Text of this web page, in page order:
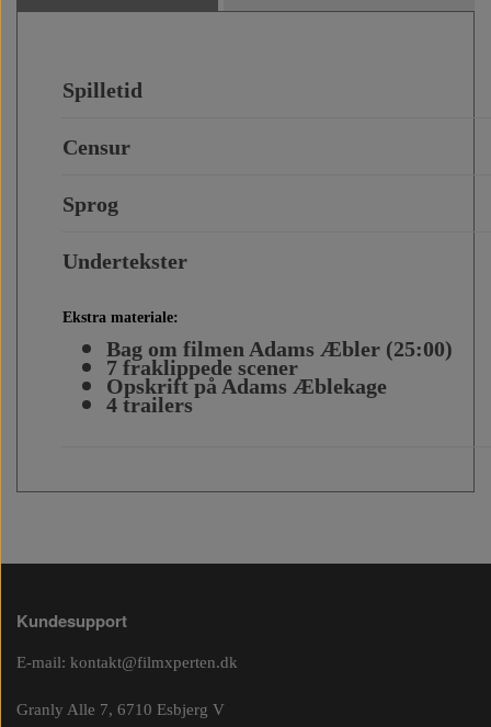
Spilletid
Censur
Sprog
Undertekster
Ekstra materiale:
Bag om filmen Adams Æbler (25:00)
7 fraklippede scener
Opskrift på Adams Æblekage
4 trailers
Kundesupport
E-mail: kontakt@filmxperten.dk
Granly Alle 7, 6710 Esbjerg V